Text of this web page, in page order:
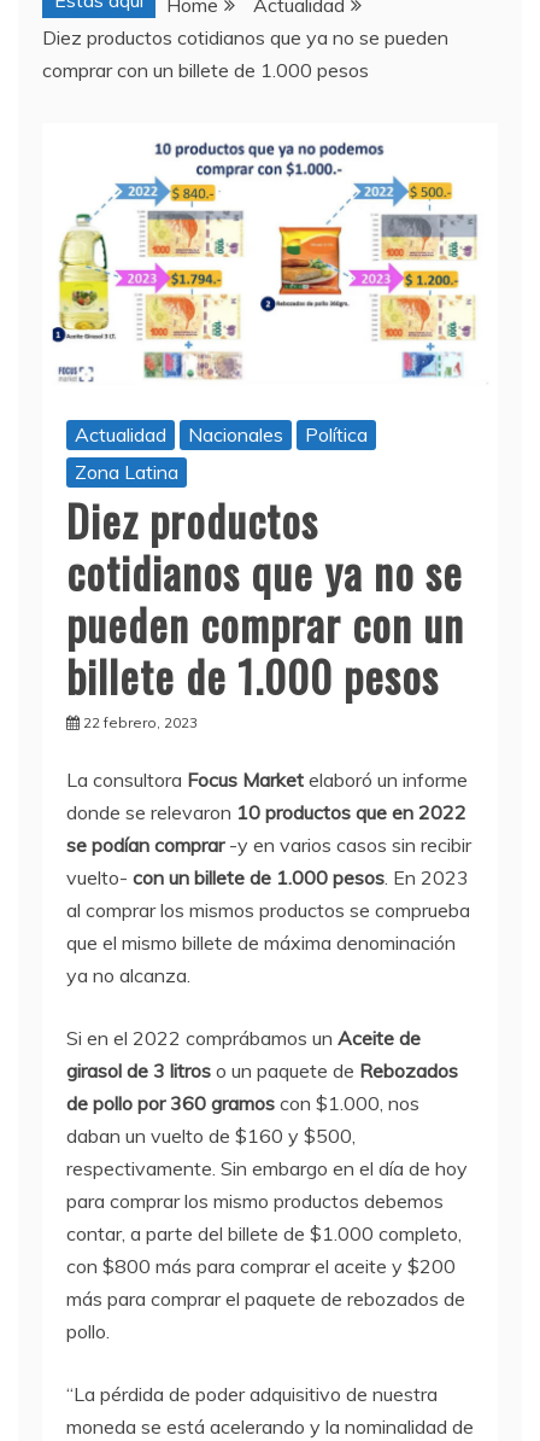
Home
Actualidad
Diez productos cotidianos que ya no se pueden
comprar con un billete de 1.000 pesos
Actualidad Nacionales
Política
Zona Latina
Diez productos
cotidianos que ya no se
pueden comprar con un
billete de 1.000 pesos
22 febrero, 2023
La consultora Focus Market elaboró un informe
donde se relevaron 10 productos que en 2022
se podían comprar -y en varios casos sin recibir
vuelto- con un billete de 1.000 pesos. En 2023
al comprar los mismos productos se comprueba
que el mismo billete de máxima denominación
ya no alcanza.
Si en el 2022 comprábamos un Aceite de
girasol de 3 litros o un paquete de Rebozados
de pollo por 360 gramos con $1.000, nos
daban un vuelto de $160 y $500,
respectivamente. Sin embargo en el día de hoy
para comprar los mismo productos debemos
contar, a parte del billete de $1.000 completo,
con $800 más para comprar el aceite y $200
más para comprar el paquete de rebozados de
pollo.
“La pérdida de poder adquisitivo de nuestra
moneda se está acelerando y la nominalidad de